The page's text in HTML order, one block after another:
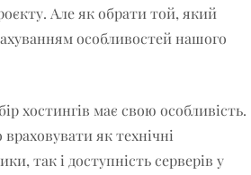
Але як обрати той, який
особливостей нашого
хостингів має свою особливість.
як технічні
так і доступність серверів у